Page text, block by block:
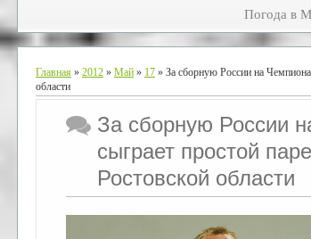
Погода в
Главная » 2012 » Май » 17 » За сборную России на
области
За сборную России
сыграет простой
Ростовской области